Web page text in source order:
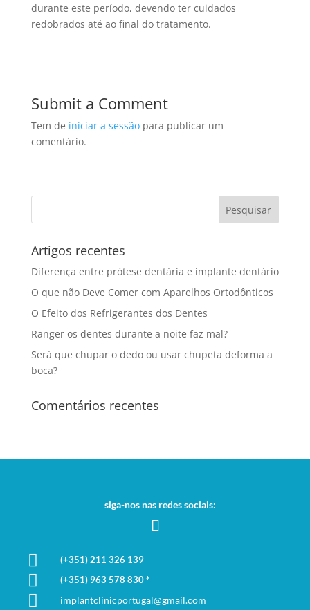
durante este período, devendo ter cuidados
redobrados até ao final do tratamento.
Submit a Comment
Tem de iniciar a sessãopara publicar um
comentário.
Artigos recentes
Diferença entre prótese dentária e implante dentário
O que não Deve Comer com Aparelhos Ortodônticos
O Efeito dos Refrigerantes dos Dentes
Ranger os dentes durante a noite faz mal?
Será que chupar o dedo ou usar chupeta deforma a
boca?
Comentários recentes
siga-nos nas redes sociais:
 (+351)211 326 139
 (+351) 963 578 830 *

implantclinicportugal@gmail.com